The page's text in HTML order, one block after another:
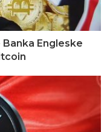
Engleske